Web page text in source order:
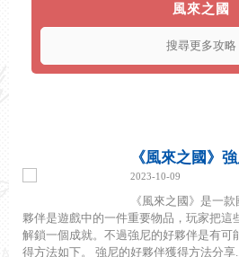
風來之國
《風來之國》
2023-10-09
《風來之國》是一
夥伴是遊戲中的一件重要物品，玩家把這
解鎖一個成就。不過強尼的好夥伴是有可
得方法如下。 強尼的好夥伴獲得方法分享...